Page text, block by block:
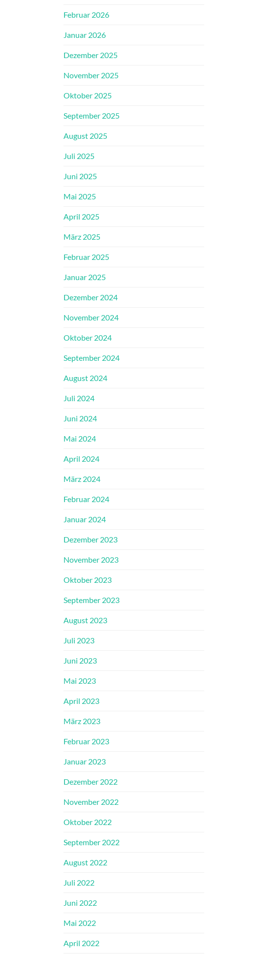
Februar 2026
Januar 2026
Dezember 2025
November 2025
Oktober 2025
September 2025
August 2025
Juli 2025
Juni 2025
Mai 2025
April 2025
März 2025
Februar 2025
Januar 2025
Dezember 2024
November 2024
Oktober 2024
September 2024
August 2024
Juli 2024
Juni 2024
Mai 2024
April 2024
März 2024
Februar 2024
Januar 2024
Dezember 2023
November 2023
Oktober 2023
September 2023
August 2023
Juli 2023
Juni 2023
Mai 2023
April 2023
März 2023
Februar 2023
Januar 2023
Dezember 2022
November 2022
Oktober 2022
September 2022
August 2022
Juli 2022
Juni 2022
Mai 2022
April 2022